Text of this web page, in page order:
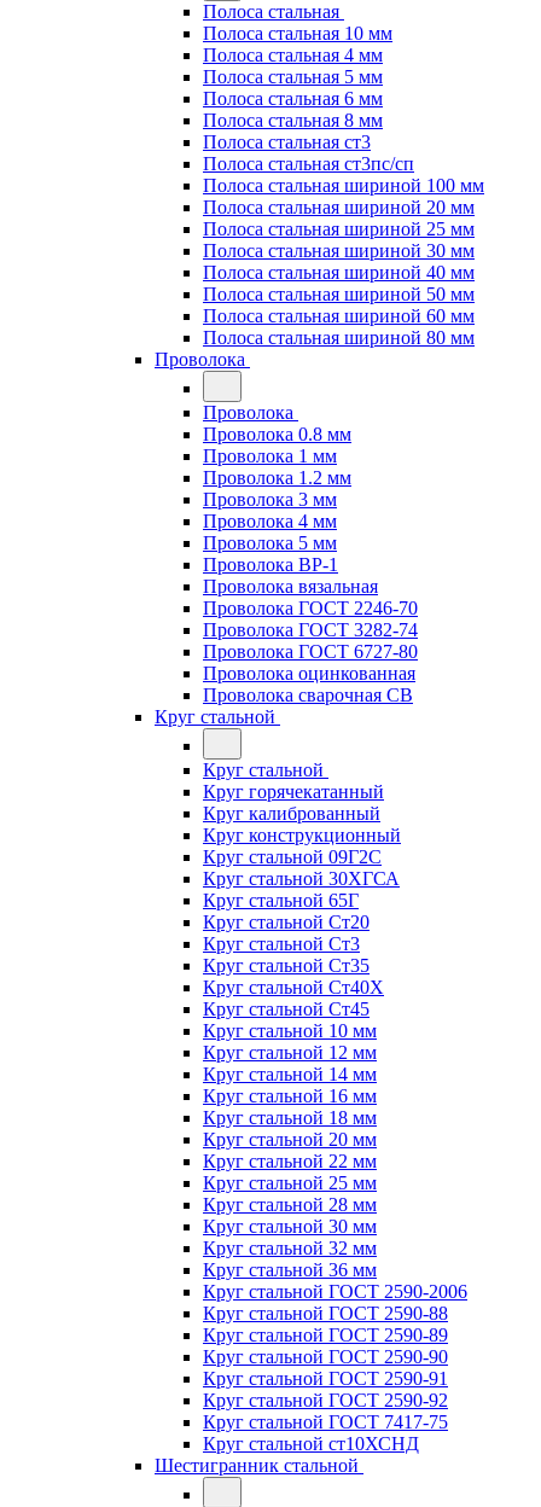
Полоса стальная
Полоса стальная 10 мм
Полоса стальная 4 мм
Полоса стальная 5 мм
Полоса стальная 6 мм
Полоса стальная 8 мм
Полоса стальная ст3
Полоса стальная ст3пс/сп
Полоса стальная шириной 100 мм
Полоса стальная шириной 20 мм
Полоса стальная шириной 25 мм
Полоса стальная шириной 30 мм
Полоса стальная шириной 40 мм
Полоса стальная шириной 50 мм
Полоса стальная шириной 60 мм
Полоса стальная шириной 80 мм
Проволока
Проволока
Проволока 0.8 мм
Проволока 1 мм
Проволока 1.2 мм
Проволока 3 мм
Проволока 4 мм
Проволока 5 мм
Проволока ВР-1
Проволока вязальная
Проволока ГОСТ 2246-70
Проволока ГОСТ 3282-74
Проволока ГОСТ 6727-80
Проволока оцинкованная
Проволока сварочная СВ
Круг стальной
Круг стальной
Круг горячекатанный
Круг калиброванный
Круг конструкционный
Круг стальной 09Г2С
Круг стальной 30ХГСА
Круг стальной 65Г
Круг стальной Ст20
Круг стальной Ст3
Круг стальной Ст35
Круг стальной Ст40Х
Круг стальной Ст45
Круг стальной 10 мм
Круг стальной 12 мм
Круг стальной 14 мм
Круг стальной 16 мм
Круг стальной 18 мм
Круг стальной 20 мм
Круг стальной 22 мм
Круг стальной 25 мм
Круг стальной 28 мм
Круг стальной 30 мм
Круг стальной 32 мм
Круг стальной 36 мм
Круг стальной ГОСТ 2590-2006
Круг стальной ГОСТ 2590-88
Круг стальной ГОСТ 2590-89
Круг стальной ГОСТ 2590-90
Круг стальной ГОСТ 2590-91
Круг стальной ГОСТ 2590-92
Круг стальной ГОСТ 7417-75
Круг стальной ст10ХСНД
Шестигранник стальной